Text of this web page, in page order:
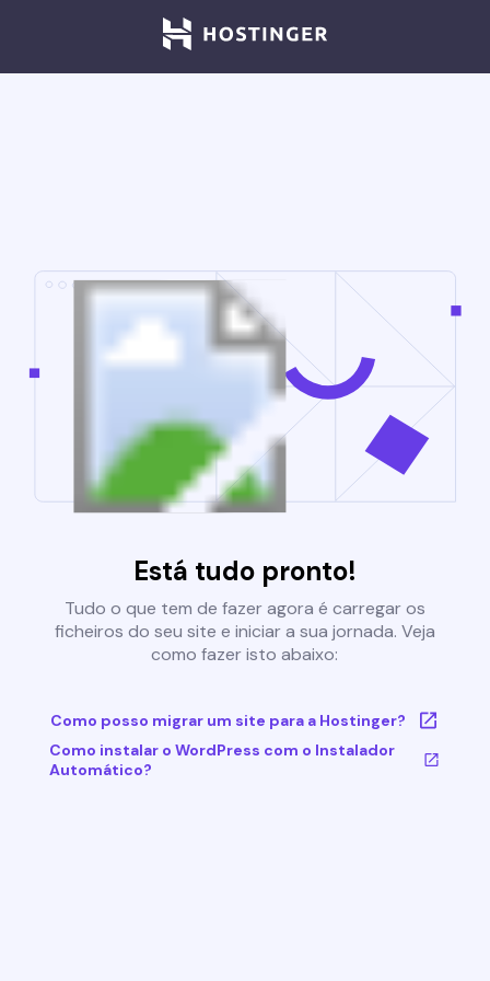
Está tudo pronto!
Tudo o que tem de fazer agora é carregar os
ficheiros do seu site e iniciar a sua jornada. Veja
como fazer isto abaixo:
Como posso migrar um site para a Hostinger?
Como instalar o WordPress com o Instalador
Automático?